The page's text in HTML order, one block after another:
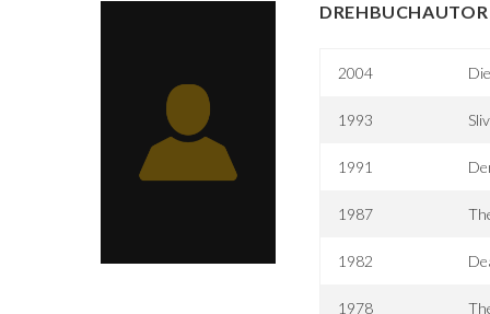
2004
1993
1991
1987
1982
1978